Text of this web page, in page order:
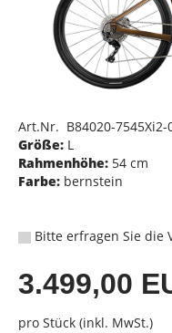
Art.Nr. B84020-7545Xi2-
Größe: L
Rahmenhöhe: 54 cm
Farbe: bernstein
Bitte erfragen Sie die
3.499,00
pro Stück (inkl. MwSt.)